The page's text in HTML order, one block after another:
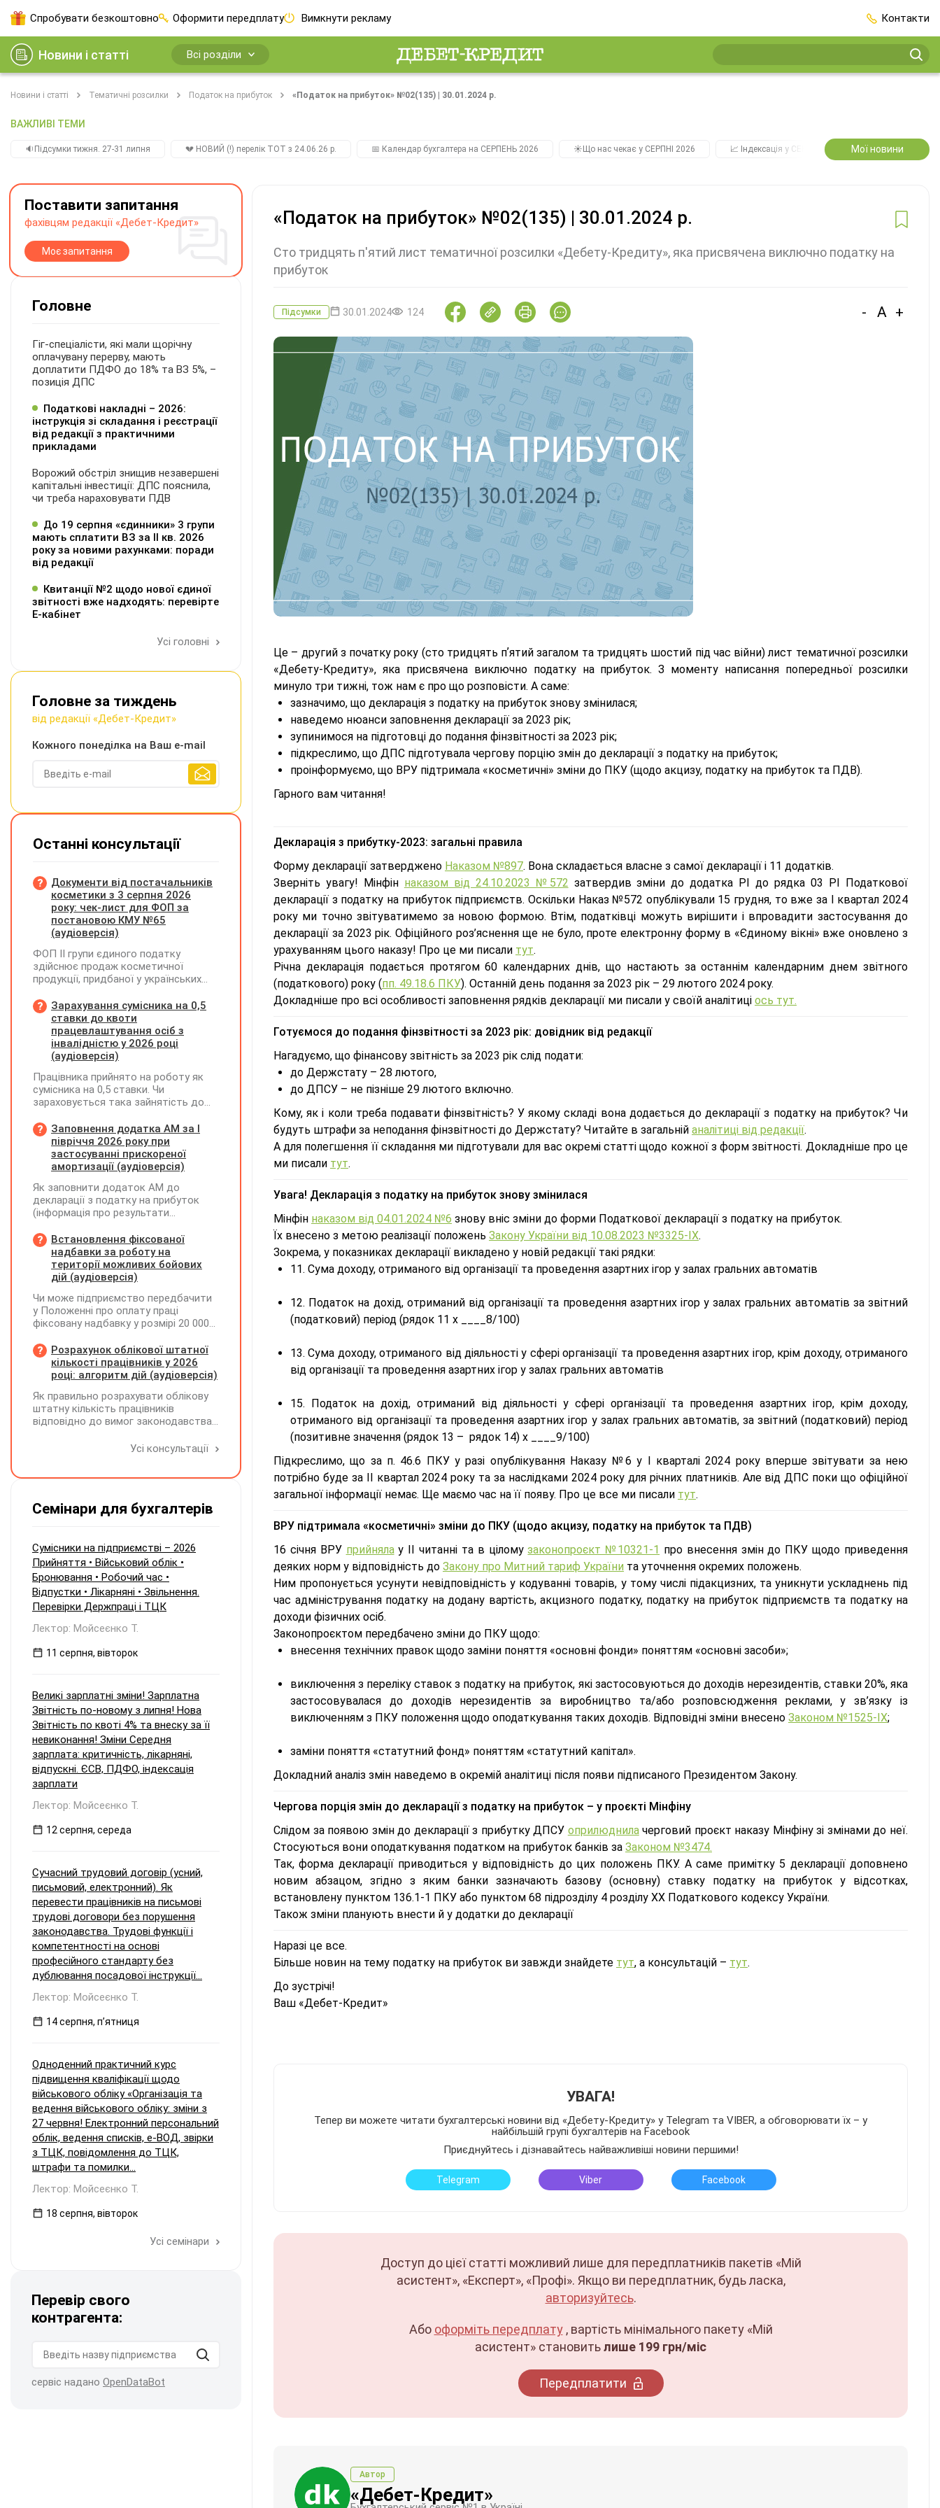
Спробувати безкоштовно Оформити передплату Вимкнути рекламу Контакти
Новини і статті Всі розділи
Новини і статті Тематичні розсилки Податок на прибуток «Податок на прибуток» №02(135) | 30.01.2024 р.
ВАЖЛИВІ ТЕМИ
🔉Підсумки тижня. 27-31 липня 💔 НОВИЙ (!) перелік ТОТ з 24.06.26 р. 📅 Календар бухгалтера на СЕРПЕНЬ 2026 ☀️Що нас чекає у СЕРПНІ 2026 📈 Індексація у СЕРПНІ 2️⃣0️⃣2️⃣7️⃣ Усі
Мої новини
«Податок на прибуток» №02(135) | 30.01.2024 р.
Сто тридцять п'ятий лист тематичної розсилки «Дебету-Кредиту», яка присвячена виключно податку на
прибуток
Підсумки 30.01.2024 124 - A +
Це – другий з початку року (сто тридцять пʼятий загалом та тридцять шостий під час війни) лист тематичної розсилки
«Дебету-Кредиту», яка присвячена виключно податку на прибуток. З моменту написання попередньої розсилки
минуло три тижні, тож нам є про що розповісти. А саме:
зазначимо, що декларація з податку на прибуток знову змінилася;
наведемо нюанси заповнення декларації за 2023 рік;
зупинимося на підготовці до подання фінзвітності за 2023 рік;
підкреслимо, що ДПС підготувала чергову порцію змін до декларації з податку на прибуток;
проінформуємо, що ВРУ підтримала «косметичні» зміни до ПКУ (щодо акцизу, податку на прибуток та ПДВ).
Гарного вам читання!
Декларація з прибутку-2023: загальні правила
Форму декларації затверджено Наказом №897. Вона складається власне з самої декларації і 11 додатків.
Зверніть увагу! Мінфін наказом від 24.10.2023 №572 затвердив зміни до додатка РІ до рядка 03 РІ Податкової
декларації з податку на прибуток підприємств. Оскільки Наказ №572 опублікували 15 грудня, то вже за І квартал 2024
року ми точно звітуватимемо за новою формою. Втім, податківці можуть вирішити і впровадити застосування до
декларації за 2023 рік. Офіційного роз’яснення ще не було, проте електронну форму в «Єдиному вікні» вже оновлено з
урахуванням цього наказу! Про це ми писали тут.
Річна декларація подається протягом 60 календарних днів, що настають за останнім календарним днем звітного
(податкового) року (пп. 49.18.6 ПКУ). Останній день подання за 2023 рік – 29 лютого 2024 року.
Докладніше про всі особливості заповнення рядків декларації ми писали у своїй аналітиці ось тут.
Готуємося до подання фінзвітності за 2023 рік: довідник від редакції
Нагадуємо, що фінансову звітність за 2023 рік слід подати:
до Держстату – 28 лютого,
до ДПСУ – не пізніше 29 лютого включно.
Кому, як і коли треба подавати фінзвітність? У якому складі вона додається до декларації з податку на прибуток? Чи
будуть штрафи за неподання фінзвітності до Держстату? Читайте в загальній аналітиці від редакції.
А для полегшення її складання ми підготували для вас окремі статті щодо кожної з форм звітності. Докладніше про це
ми писали тут.
Увага! Декларація з податку на прибуток знову змінилася
Мінфін наказом від 04.01.2024 №6 знову вніс зміни до форми Податкової декларації з податку на прибуток.
Їх внесено з метою реалізації положень Закону України від 10.08.2023 №3325-ІХ.
Зокрема, у показниках декларації викладено у новій редакції такі рядки:
11. Сума доходу, отриманого від організації та проведення азартних ігор у залах гральних автоматів
12. Податок на дохід, отриманий від організації та проведення азартних ігор у залах гральних автоматів за звітний
(податковий) період (рядок 11 х ____8/100)
13. Сума доходу, отриманого від діяльності у сфері організації та проведення азартних ігор, крім доходу, отриманого
від організації та проведення азартних ігор у залах гральних автоматів
15. Податок на дохід, отриманий від діяльності у сфері організації та проведення азартних ігор, крім доходу,
отриманого від організації та проведення азартних ігор у залах гральних автоматів, за звітний (податковий) період
(позитивне значення (рядок 13 – рядок 14) х ____9/100)
Підкреслимо, що за п. 46.6 ПКУ у разі опублікування Наказу №6 у І кварталі 2024 року вперше звітувати за нею
потрібно буде за ІІ квартал 2024 року та за наслідками 2024 року для річних платників. Але від ДПС поки що офіційної
загальної інформації немає. Ще маємо час на її появу. Про це все ми писали тут.
ВРУ підтримала «косметичні» зміни до ПКУ (щодо акцизу, податку на прибуток та ПДВ)
16 січня ВРУ прийнялау ІІ читанні та в ціломузаконопроєкт №10321-1 про внесення змін до ПКУ щодо приведення
деяких норм у відповідність до Закону про Митний тариф України та уточнення окремих положень.
Ним пропонується усунути невідповідність у кодуванні товарів, у тому числі підакцизних, та уникнути ускладнень під
час адміністрування податку на додану вартість, акцизного податку, податку на прибуток підприємств та податку на
доходи фізичних осіб.
Законопроєктом передбачено зміни до ПКУ щодо:
внесення технічних правок щодо заміни поняття «основні фонди» поняттям «основні засоби»;
виключення з переліку ставок з податку на прибуток, які застосовуються до доходів нерезидентів, ставки 20%, яка
застосовувалася до доходів нерезидентів за виробництво та/або розповсюдження реклами, у зв’язку із
виключенням з ПКУ положення щодо оподаткування таких доходів. Відповідні зміни внесено Законом №1525-IX;
заміни поняття «статутний фонд» поняттям «статутний капітал».
Докладний аналіз змін наведемо в окремій аналітиці після появи підписаного Президентом Закону.
Чергова порція змін до декларації з податку на прибуток – у проєкті Мінфіну
Слідом за появою змін до декларації з прибутку ДПСУ оприлюднилачерговий проєкт наказу Мінфіну зі змінами до неї.
Стосуються вони оподаткування податком на прибуток банків за Законом №3474.
Так, форма декларації приводиться у відповідність до цих положень ПКУ. А саме примітку 5 декларації доповнено
новим абзацом, згідно з яким банки зазначають базову (основну) ставку податку на прибуток у відсотках,
встановлену пунктом 136.1-1 ПКУ або пунктом 68 підрозділу 4 розділу ХХ Податкового кодексу України.
Також зміни планують внести й у додатки до декларації
Наразі це все.
Більше новин на тему податку на прибуток ви завжди знайдете тут, а консультацій – тут.
До зустрічі!
Ваш «Дебет-Кредит»
УВАГА!
Тепер ви можете читати бухгалтерські новини від «Дебету-Кредиту» у Telegram та VIBER, а обговорювати їх – у
найбільшій групі бухгалтерів на Facebook
Приєднуйтесь і дізнавайтесь найважливіші новини першими!
Telegram Viber Facebook
Доступ до цієї статті можливий лише для передплатників пакетів «Мій
асистент», «Експерт», «Профі». Якщо ви передплатник, будь ласка,
авторизуйтесь.
Або оформіть передплату, вартість мінімального пакету «Мій
асистент» становитьлише 199 грн/міс
Передплатити
Автор
«Дебет-Кредит»
Поставити запитання
фахівцям редакції «Дебет-Кредит»
Моє запитання
Головне
Гіг-спеціалісти, які мали щорічну
оплачувану перерву, мають
доплатити ПДФО до 18% та ВЗ 5%, –
позиція ДПС
Податкові накладні – 2026:
інструкція зі складання і реєстрації
від редакції з практичними
прикладами
Ворожий обстріл знищив незавершені
капітальні інвестиції: ДПС пояснила,
чи треба нараховувати ПДВ
До 19 серпня «єдинники» 3 групи
мають сплатити ВЗ за ІІ кв. 2026
року за новими рахунками: поради
від редакції
Квитанції №2 щодо нової єдиної
звітності вже надходять: перевірте
Е-кабінет
Усі головні
Головне за тиждень
від редакції «Дебет-Кредит»
Кожного понеділка на Ваш e-mail
Останні консультації
Документи від постачальників
косметики з 3 серпня 2026
року: чек-лист для ФОП за
постановою КМУ №65
(аудіоверсія)
ФОП ІІ групи єдиного податку
здійснює продаж косметичної
продукції, придбаної у українських
потрібно вимагати від
постачальника після 03.08.2026 року у
зв'язку з повним набранням чинності
Технічного регламенту на косметичну
продукцію, затвердженого
№65?
Зарахування сумісника на 0,5
ставки до квоти
працевлаштування осіб з
інвалідністю у 2026 році
(аудіоверсія)
Працівника прийнято на роботу як
сумісника на 0,5 ставки. Чи
зараховується така зайнятість до
осіб з інвалідністю відповідно до
вимог законодавства?
Заповнення додатка АМ за І
півріччя 2026 року при
застосуванні прискореної
амортизації (аудіоверсія)
Як заповнити додаток АМ до
декларації з податку на прибуток
(інформація про результати
Чи потрібно для цього брати дані
станом на 01.01.2026 р.? Якщо до
окремих верстатів групи 4
застосовується прискорена
вартість усіх таких верстатів на
початок і кінець звітного періоду?
При цьому щодо частини верстатів
прискореної амортизації прийнято з
01.01.2025 р., а щодо інших — з
01.01.2026 р.
Встановлення фіксованої
надбавки за роботу на
території можливих бойових
дій (аудіоверсія)
Чи може підприємство передбачити
у Положенні про оплату праці
фіксовану надбавку у розмірі 20 000
бойових дій, якщо для окремих
посад вона перевищуватиме 50%
посадового окладу?
Розрахунок облікової штатної
кількості працівників у 2026
році: алгоритм дій (аудіоверсія)
Як правильно розрахувати облікову
штатну кількість працівників
відповідно до вимог законодавства
Усі консультації
Семінари для бухгалтерів
Сумісники на підприємстві – 2026
Прийняття • Військовий облік •
Бронювання • Робочий час •
Відпустки • Лікарняні • Звільнення.
Перевірки Держпраці і ТЦК
Лектор: Мойсеєнко Т.
11 серпня, вівторок
Великі зарплатні зміни! Зарплатна
Звітність по-новому з липня! Нова
Звітність по квоті 4% та внеску за її
невиконання! Зміни Середня
зарплата: критичність, лікарняні,
відпускні. ЄСВ, ПДФО, індексація
зарплати
Лектор: Мойсеєнко Т.
12 серпня, середа
Сучасний трудовий договір (усний,
письмовий, електронний). Як
перевести працівників на письмові
трудові договори без порушення
законодавства. Трудові функції і
компетентності на основі
професійного стандарту без
дублювання посадової інструкції...
Лектор: Мойсеєнко Т.
14 серпня, пʼятниця
Одноденний практичний курс
підвищення кваліфікації щодо
військового обліку «Організація та
ведення військового обліку: зміни з
27 червня! Електронний персональний
облік, ведення списків, е-ВОД, звірки
з ТЦК, повідомлення до ТЦК,
штрафи та помилки...
Лектор: Мойсеєнко Т.
18 серпня, вівторок
Усі семінари
Перевір свого
контрагента:
сервіс надано OpenDataBot